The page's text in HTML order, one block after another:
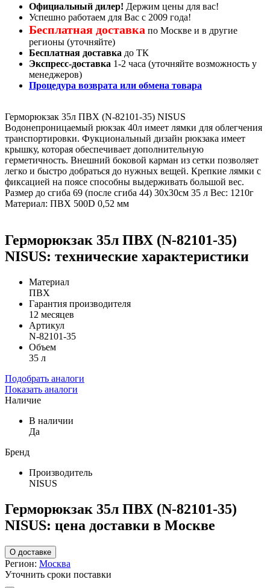
Официальный дилер! Держим цены для вас!
Успешно работаем для Вас с 2009 года!
Бесплатная доставка по Москве и в другие
регионы (уточняйте)
Бесплатная доставка до ТК
Экспресс-доставка 1-2 часа (уточняйте возможность у
менеджеров)
Процедура возврата или обмена товара
Герморюкзак 35л ПВХ (N-82101-35) NISUS
Водонепроницаемый рюкзак 40л имеет лямки для облегчения
транспортировки. Фукциональный дизайн рюкзака имеет
крышку, которая обеспечивает дополнительную
герметичность. Внешний боковой карман из сетки позволяет
легко и быстро добраться до нужных вещей. Крепкие лямки с
фиксацией на поясе способны выдерживать большой вес.
Размер до сгиба 69 (после сгиба 44) 30x30см 35 л Вес: 1210г
Материал: ПВХ 500D 0,52 мм
Герморюкзак 35л ПВХ (N-82101-35)
NISUS: технические характеристики
Материал
ПВХ
Гарантия производителя
12 месяцев
Артикул
N-82101-35
Объем
35 л
Подобрать аналоги
Показать аналоги
Наличие
В наличии
Да
Бренд
Производитель
NISUS
Герморюкзак 35л ПВХ (N-82101-35)
NISUS: цена доставки в Москве
О доставке
Регион: Москва
Уточнить сроки поставки